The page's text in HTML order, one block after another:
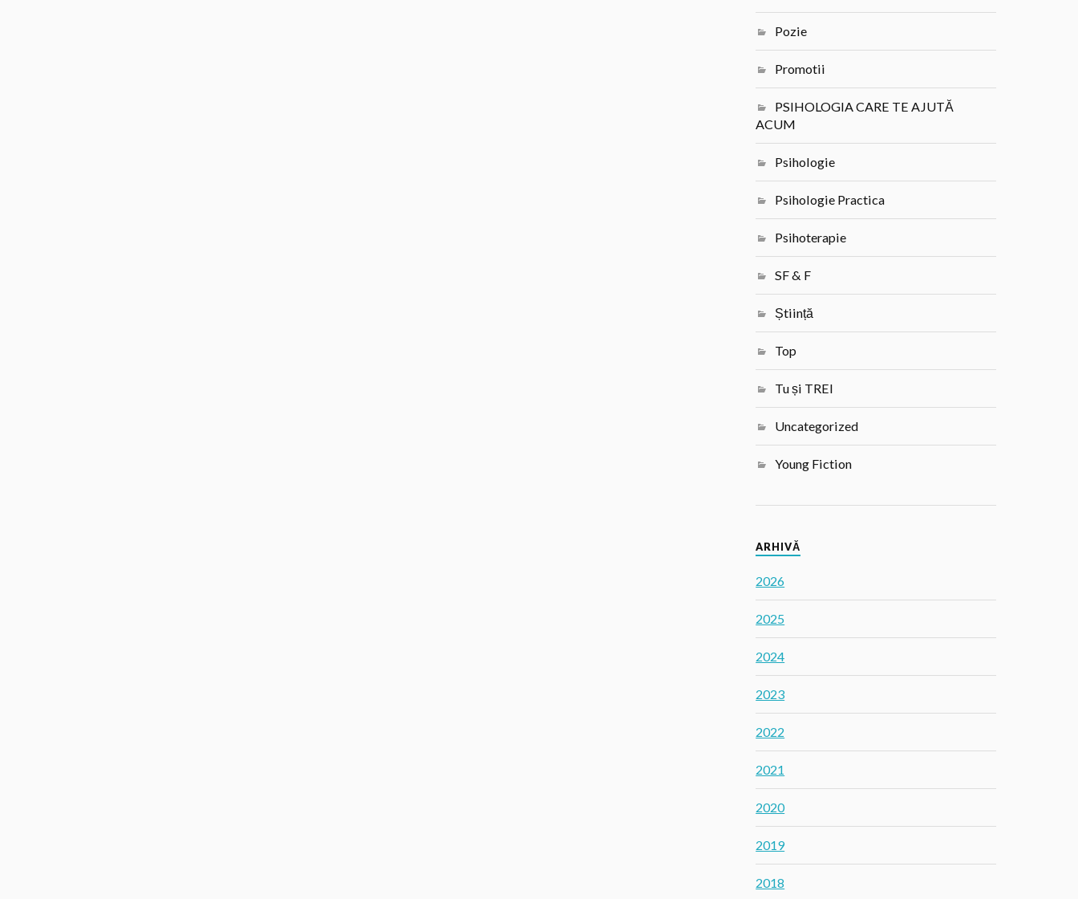
Pozie
Promotii
PSIHOLOGIA CARE TE AJUTĂ
ACUM
Psihologie
Psihologie Practica
Psihoterapie
SF & F
Știință
Top
Tu și TREI
Uncategorized
Young Fiction
ARHIVĂ
2026
2025
2024
2023
2022
2021
2020
2019
2018